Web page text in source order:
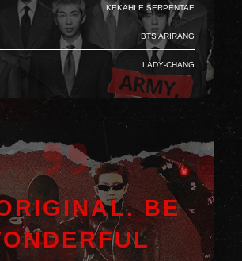
Kekahi e Serpentae
BTS Arirang
Lady-Chang
BE